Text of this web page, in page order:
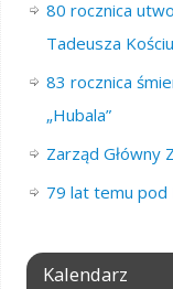
80 rocznica
Tadeusza
83 rocznica
„Hubala”
Zarząd Główny
79 lat temu pod
Kalendarz